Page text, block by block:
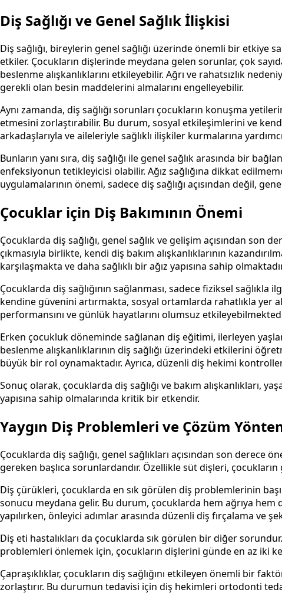
Diş Sağlığı ve Genel Sağlık İlişkisi
Diş sağlığı, bireylerin genel sağlığı üzerinde önemli bir etkiye
etkiler. Çocukların dişlerinde meydana gelen sorunlar, çok
beslenme alışkanlıklarını etkileyebilir. Ağrı ve rahatsızlık
gerekli olan besin maddelerini almalarını engelleyebilir.
Aynı zamanda, diş sağlığı sorunları çocukların konuşma
etmesini zorlaştırabilir. Bu durum, sosyal etkileşimlerini ve
arkadaşlarıyla ve aileleriyle sağlıklı ilişkiler kurmalarına
Bunların yanı sıra, diş sağlığı ile genel sağlık arasında bir
enfeksiyonun tetikleyicisi olabilir. Ağız sağlığına dikkat
uygulamalarının önemi, sadece diş sağlığı açısından değil,
Çocuklar için Diş Bakımının Önemi
Çocuklarda diş sağlığı, genel sağlık ve gelişim açısından son
çıkmasıyla birlikte, kendi diş bakım alışkanlıklarının
karşılaşmakta ve daha sağlıklı bir ağız yapısına sahip
Çocuklarda diş sağlığının sağlanması, sadece fiziksel
kendine güvenini artırmakta, sosyal ortamlarda rahatlıkla yer
performansını ve günlük hayatlarını olumsuz
Erken çocukluk döneminde sağlanan diş eğitimi, ilerleyen
beslenme alışkanlıklarının diş sağlığı üzerindeki etkilerini
büyük bir rol oynamaktadır. Ayrıca, düzenli diş hekimi
Sonuç olarak, çocuklarda diş sağlığı ve bakım alışkanlıkları,
yapısına sahip olmalarında kritik bir etkendir.
Yaygın Diş Problemleri ve Çözüm
Çocuklarda diş sağlığı, genel sağlıkları açısından son
gereken başlıca sorunlardandır. Özellikle süt dişleri,
Diş çürükleri, çocuklarda en sık görülen diş problemlerinin
sonucu meydana gelir. Bu durum, çocuklarda hem ağrıya
yapılırken, önleyici adımlar arasında düzenli diş fırçalama ve
Diş eti hastalıkları da çocuklarda sık görülen bir diğer
problemleri önlemek için, çocukların dişlerini günde en az iki
Çapraşıklıklar, çocukların diş sağlığını etkileyen önemli bir
zorlaştırır. Bu durumun tedavisi için diş hekimleri ortodonti